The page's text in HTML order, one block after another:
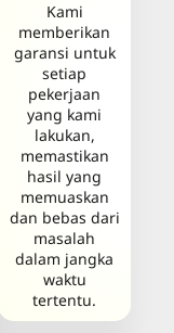
Kami
memberikan
garansi untuk
setiap
pekerjaan
yang kami
lakukan,
memastikan
hasil yang
memuaskan
dan bebas dari
masalah
dalam jangka
waktu
tertentu.